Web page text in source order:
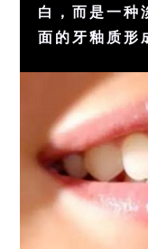
白，而是一种
面的牙釉质形